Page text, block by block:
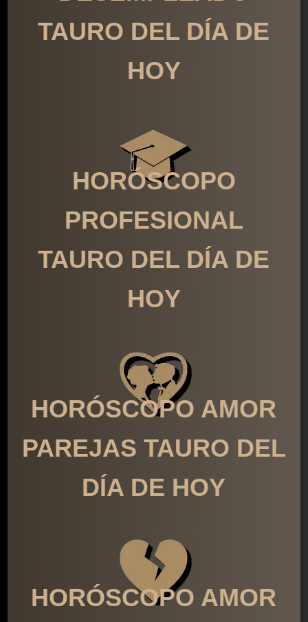
TAURO DEL DÍA DE
HOY
HORÓSCOPO
PROFESIONAL
TAURO DEL DÍA DE
HOY
HORÓSCOPO AMOR
PAREJAS TAURO DEL
DÍA DE HOY
HORÓSCOPO AMOR